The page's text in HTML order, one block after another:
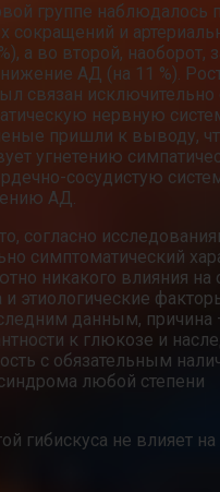
группе
сокращений и
а во второй, наоборот,
АД (на 11 %).
связан
нервную
пришли к выводу,
угнетению
сосудистую
АД.
согласно
симптоматический
никакого влияния на
и этиологические
данным, причина
к глюкозе и
с обязательным
любой степени
гибискуса не влияет